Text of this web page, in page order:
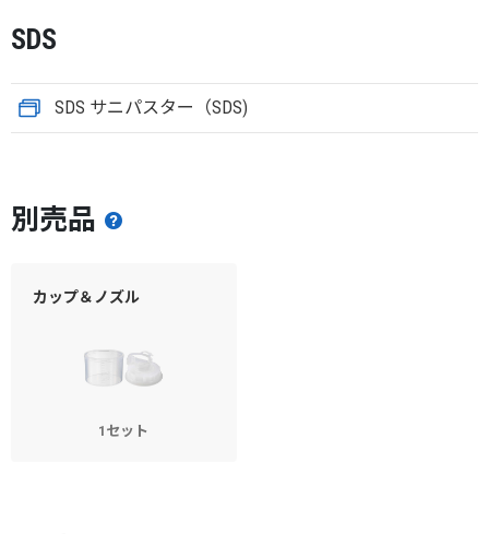
SDS
SDS サニパスター（SDS)
別売品
カップ＆ノズル
1セット